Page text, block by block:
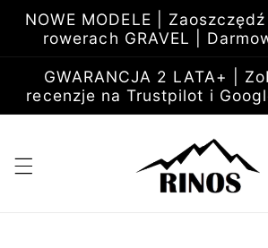
do
treści
NOWE MODELE |
rowerach GRAVEL |
GWARANCJA 2 LATA+ |
recenzje na Trustpilot i